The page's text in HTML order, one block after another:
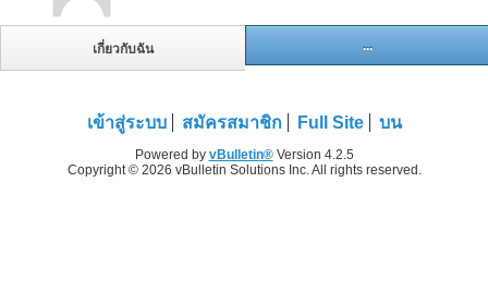
เกี่ยวกับฉัน ...
เข้าสู่ระบบ สมัครสมาชิก Full Site บน
Powered by vBulletin®Version 4.2.5
Copyright © 2026 vBulletin Solutions Inc. All rights reserved.